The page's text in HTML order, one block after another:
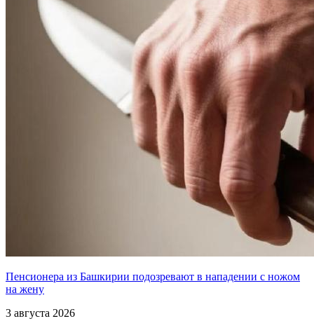
Пенсионера из Башкирии подозревают в нападении с ножом
на жену
3 августа 2026